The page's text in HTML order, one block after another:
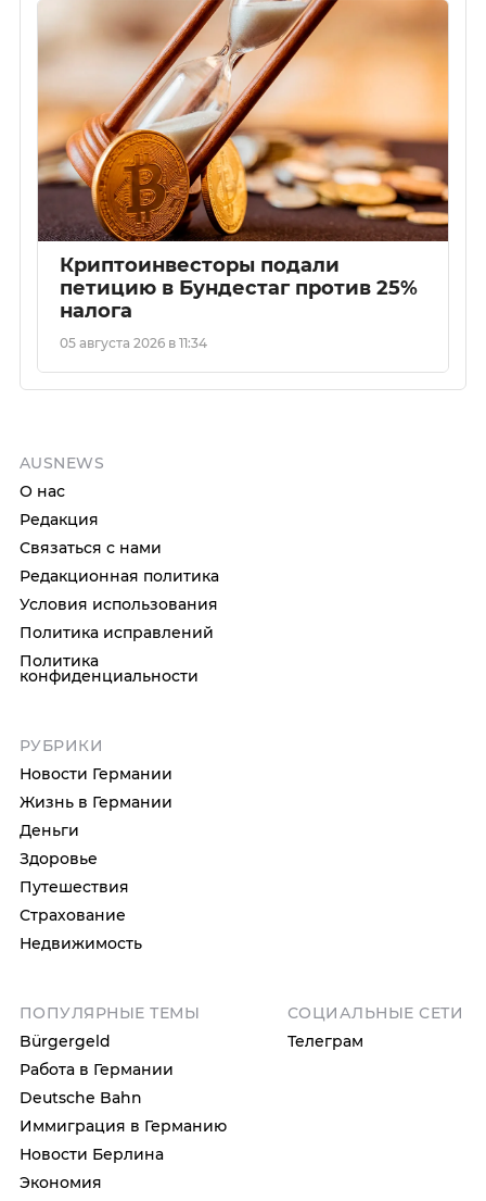
Криптоинвесторы подали
петицию в Бундестаг против 25%
налога
05 августа 2026 в 11:34
AUSNEWS
О нас
Редакция
Связаться с нами
Редакционная политика
Условия использования
Политика исправлений
Политика
конфиденциальности
РУБРИКИ
Новости Германии
Жизнь в Германии
Деньги
Здоровье
Путешествия
Страхование
Недвижимость
ПОПУЛЯРНЫЕ ТЕМЫ
Bürgergeld
Работа в Германии
Deutsche Bahn
Иммиграция в Германию
Новости Берлина
Экономия
СОЦИАЛЬНЫЕ СЕТИ
Телеграм